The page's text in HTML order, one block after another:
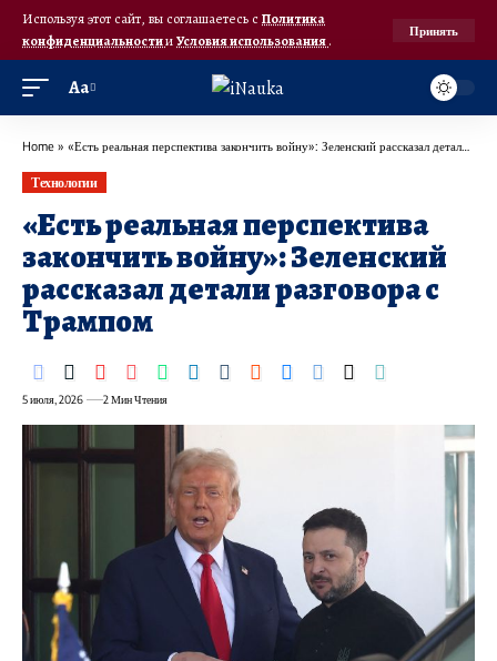
Используя этот сайт, вы соглашаетесь с Политика
конфиденциальностииУсловия использования.
Принять
Аа
Home » «Есть реальная перспектива закончить войну»: Зеленский рассказал детали разговора с Трампом
Технологии
«Есть реальная перспектива
закончить войну»: Зеленский
рассказал детали разговора с
Трампом
5 июля, 2026 2 Мин Чтения